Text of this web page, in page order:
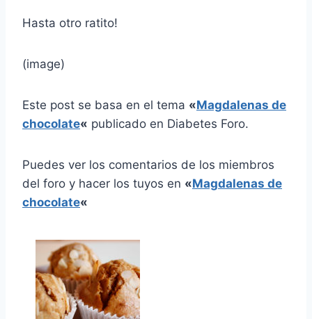
Hasta otro ratito!
(image)
Este post se basa en el tema «Magdalenas de
chocolate« publicado en Diabetes Foro.
Puedes ver los comentarios de los miembros
del foro y hacer los tuyos en «Magdalenas de
chocolate«